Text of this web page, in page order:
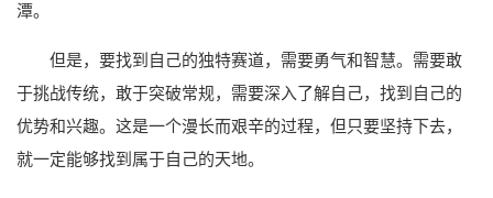
潭。
但是，要找到自己的独特赛道，需要勇气和智慧。需要敢
于挑战传统，敢于突破常规，需要深入了解自己，找到自己的
优势和兴趣。这是一个漫长而艰辛的过程，但只要坚持下去，
就一定能够找到属于自己的天地。